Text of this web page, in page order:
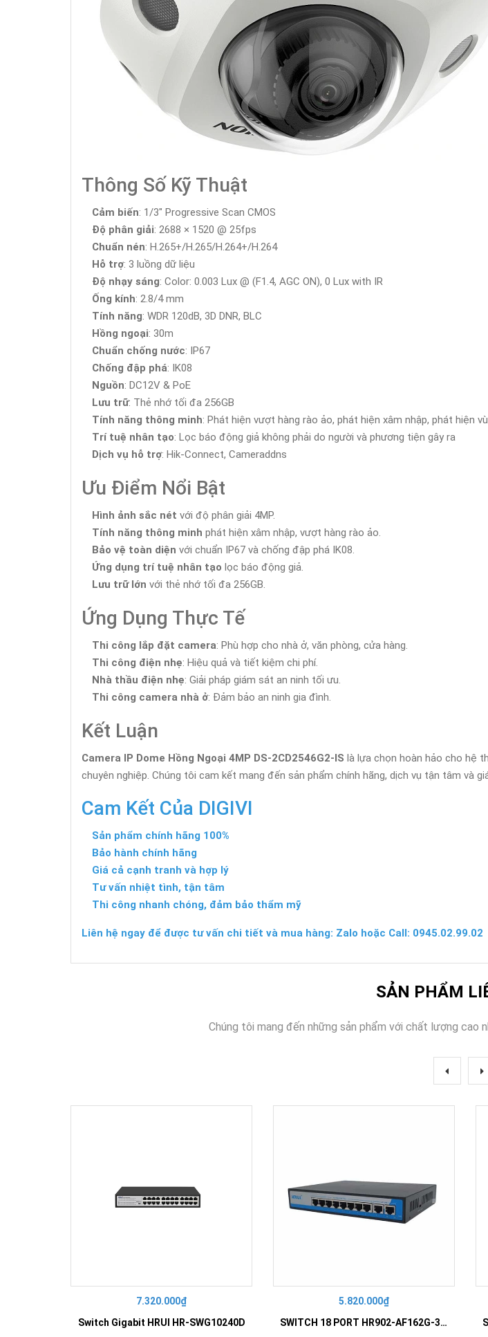
Thông Số Kỹ Thuật
Cảm biến: 1/3" Progressive Scan CMOS
Độ phân giải: 2688 × 1520 @ 25fps
Chuẩn nén: H.265+/H.265/H.264+/H.264
Hỗ trợ: 3 luồng dữ liệu
Độ nhạy sáng: Color: 0.003 Lux @ (F1.4, AGC ON), 0 Lux with IR
Ống kính: 2.8/4 mm
Tính năng: WDR 120dB, 3D DNR, BLC
Hồng ngoại: 30m
Chuẩn chống nước: IP67
Chống đập phá: IK08
Nguồn: DC12V & PoE
Lưu trữ: Thẻ nhớ tối đa 256GB
Tính năng thông minh: Phát hiện vượt hàng rào ảo, phát hiện xâm nhập, phát hiện
Trí tuệ nhân tạo: Lọc báo động giả không phải do người và phương tiện gây ra
Dịch vụ hỗ trợ: Hik-Connect, Cameraddns
Ưu Điểm Nổi Bật
Hình ảnh sắc nét với độ phân giải 4MP.
Tính năng thông minh phát hiện xâm nhập, vượt hàng rào ảo.
Bảo vệ toàn diện với chuẩn IP67 và chống đập phá IK08.
Ứng dụng trí tuệ nhân tạo lọc báo động giả.
Lưu trữ lớn với thẻ nhớ tối đa 256GB.
Ứng Dụng Thực Tế
Thi công lắp đặt camera: Phù hợp cho nhà ở, văn phòng, cửa hàng.
Thi công điện nhẹ: Hiệu quả và tiết kiệm chi phí.
Nhà thầu điện nhẹ: Giải pháp giám sát an ninh tối ưu.
Thi công camera nhà ở: Đảm bảo an ninh gia đình.
Kết Luận
Camera IP Dome Hồng Ngoại 4MP DS-2CD2546G2-IS là lựa chọn hoàn hảo cho hệ
chuyên nghiệp. Chúng tôi cam kết mang đến sản phẩm chính hãng, dịch vụ tận tâm và
Cam Kết Của DIGIVI
Sản phẩm chính hãng 100%
Bảo hành chính hãng
Giá cả cạnh tranh và hợp lý
Tư vấn nhiệt tình, tận tâm
Thi công nhanh chóng, đảm bảo thẩm mỹ
Liên hệ ngay để được tư vấn chi tiết và mua hàng: Zalo hoặc Call: 0945.02.99.02
SẢN PHẨM
Chúng tôi mang đến những sản phẩm với chất lượng cao
7.320.000₫
Switch Gigabit HRUI HR-SWG10240D
5.820.000₫
SWITCH 18 PORT HR902-AF162G-300 – Switch PoE 16 Cổng